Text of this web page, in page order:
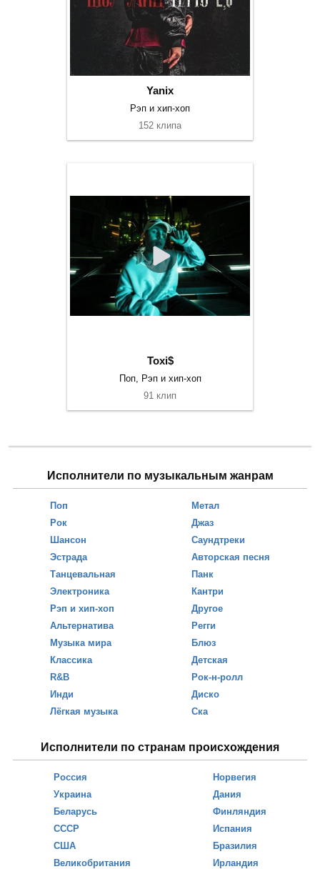
Yanix
Рэп и хип-хоп
152 клипа
Toxi$
Поп, Рэп и хип-хоп
91 клип
Исполнители по музыкальным жанрам
Поп
Рок
Шансон
Эстрада
Танцевальная
Электроника
Рэп и хип-хоп
Альтернатива
Музыка мира
Классика
R&B
Инди
Лёгкая музыка
Метал
Джаз
Саундтреки
Авторская песня
Панк
Кантри
Другое
Регги
Блюз
Детская
Рок-н-ролл
Диско
Ска
Исполнители по странам происхождения
Россия
Украина
Беларусь
СССР
США
Великобритания
Норвегия
Дания
Финляндия
Испания
Бразилия
Ирландия